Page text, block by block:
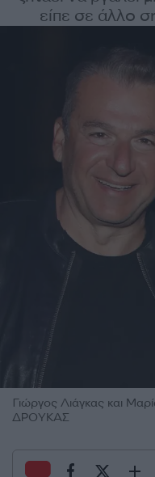
είπε σε άλλο
Γιώργος Λιάγκας και
ΔΡΟΥΚΑΣ